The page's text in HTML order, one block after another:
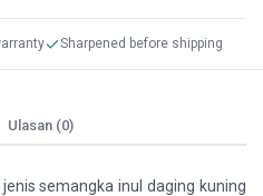
Sharpened before shipping
Ulasan (0)
semangka inul daging kuning